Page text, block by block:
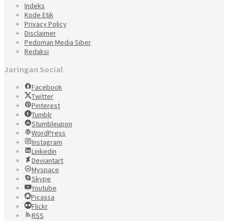
Indeks
Kode Etik
Privacy Policy
Disclaimer
Pedoman Media Siber
Redaksi
Jaringan Social
Facebook
Twitter
Pinterest
Tumblr
Stumbleupon
WordPress
Instagram
Linkedin
Deviantart
Myspace
Skype
Youtube
Picassa
Flickr
RSS